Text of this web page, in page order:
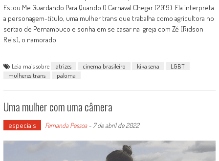
Estou Me Guardando Para Quando O Carnaval Chegar (2019). Ela interpreta
a personagem-título, uma mulher trans que trabalha como agricultora no
sertão de Pernambuco e sonha em se casar na igreja com Zé (Ridson
Reis), o namorado
Leia mais sobre atrizes cinema brasileiro kika sena
LGBT
mulheres trans
paloma
Uma mulher com uma câmera
especiais Fernanda Pessoa- 7 de abril de 2022